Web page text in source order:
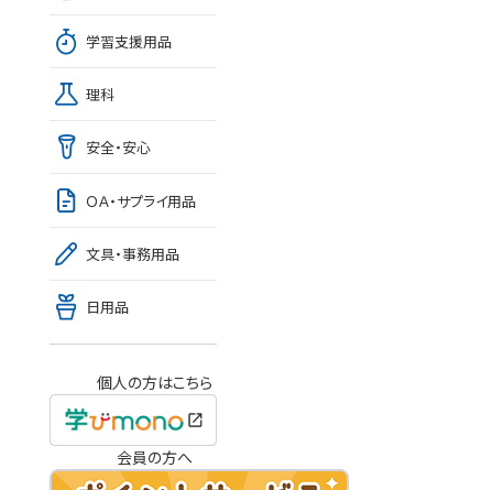
学習支援用品
理科
安全・安心
ＯＡ・サプライ用品
文具・事務用品
日用品
個人の方はこちら
会員の方へ